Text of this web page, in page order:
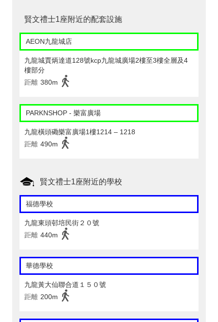
賢文禮士1座附近的配套設施
AEON九龍城店
九龍城賈炳達道128號kcp九龍城廣場2樓至3樓全層及4
樓部分
距離 380m
PARKNSHOP - 樂富廣場
九龍橫頭磡樂富廣場1樓1214 – 1218
距離 490m
賢文禮士1座附近的學校
福德學校
九龍東頭邨培民街２０號
距離 440m
華德學校
九龍黃大仙聯合道１５０號
距離 200m